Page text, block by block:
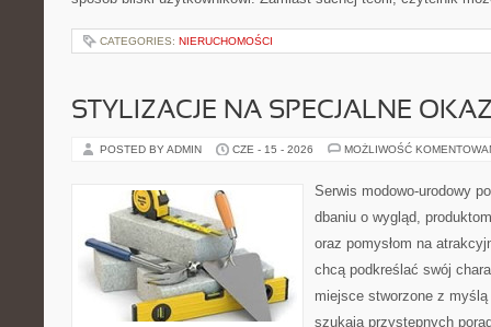
CATEGORIES: NIERUCHOMOŚCI
STYLIZACJE NA SPECJALNE
POSTED BY ADMIN CZE - 15 - 2026 MOŻLIWOŚĆ
Serwis modowo-urodowy
dbaniu o wygląd,
oraz pomysłom na
chcą podkreślać swój
miejsce stworzone z
szukają przystępnych